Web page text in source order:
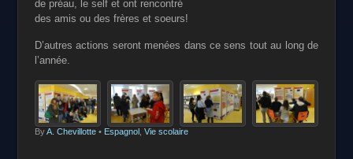
de préau, le self et ont rencontré
des amis ou des frères et soeurs!
D’autres actions seront menées dans ce sens tout au long de
l’année.
ByA. Chevillotte• Espagnol, Vie scolaire